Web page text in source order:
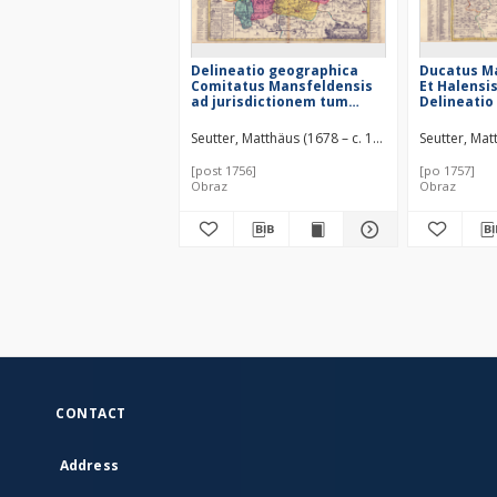
Delineatio geographica
Comitatus Mansfeldensis
ad jurisdictionem tum
Brandenburgicam
spectans, cum præfectura
Sangerhusana,
Querfurtensi,
Sittenbacensi, Allstædensi,
Seutter, Matthäus (1678 – c. 1757) Lotter,
[post 1756]
Obraz
Ducatus
Et
Delineatio
Seutter,
[po 1757]
Obraz
CONTACT
Address